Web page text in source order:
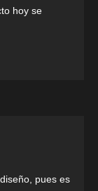
hoy se
pues es